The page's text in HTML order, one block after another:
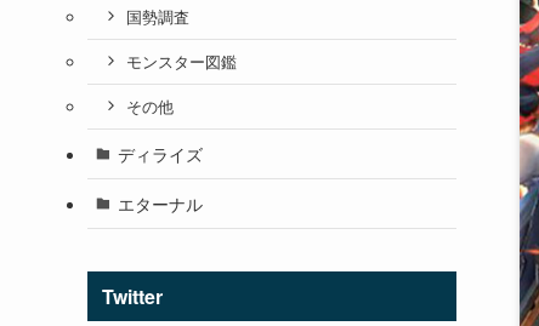
国勢調査
モンスター図鑑
その他
ディライズ
エターナル
Twitter